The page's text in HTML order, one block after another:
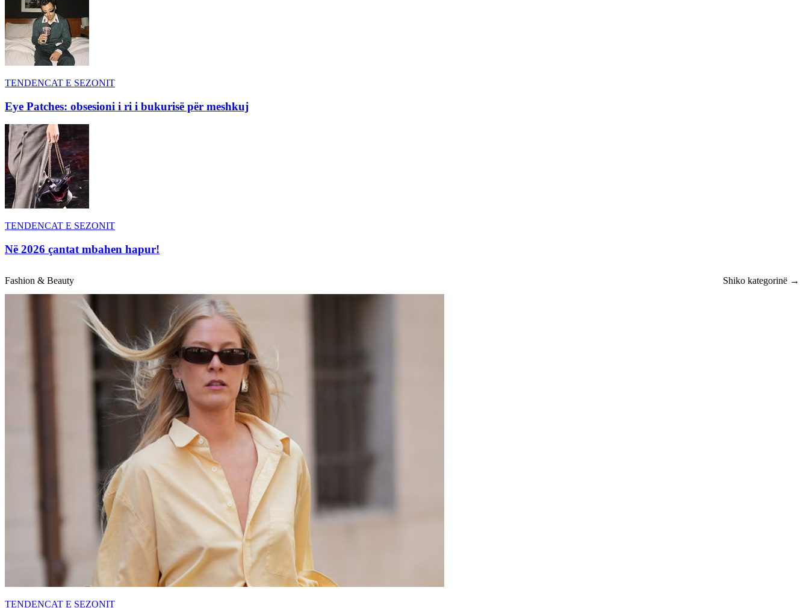
TENDENCAT E SEZONIT
Eye Patches: obsesioni i ri i bukurisë për meshkuj
TENDENCAT E SEZONIT
Në 2026 çantat mbahen hapur!
Fashion & Beauty Shiko kategorinë →
TENDENCAT E SEZONIT